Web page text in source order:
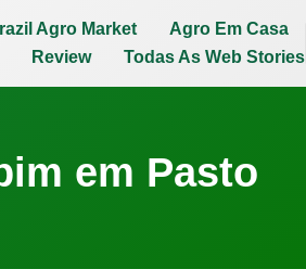
Agro Market
Agro Em Casa
Review
Todas As Web Stories
em Pasto